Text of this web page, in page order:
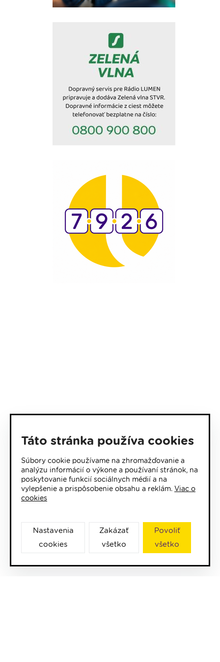
Táto stránka používa cookies
Súbory cookie používame na zhromažďovanie a
analýzu informácií o výkone a používaní stránok, na
poskytovanie funkcií sociálnych médií a na
vylepšenie a prispôsobenie obsahu a reklám. Viac o
cookies
Nastavenia
cookies
Zakázať
všetko
Povoliť
všetko